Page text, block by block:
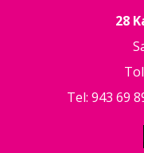
28
Tel: 943 69